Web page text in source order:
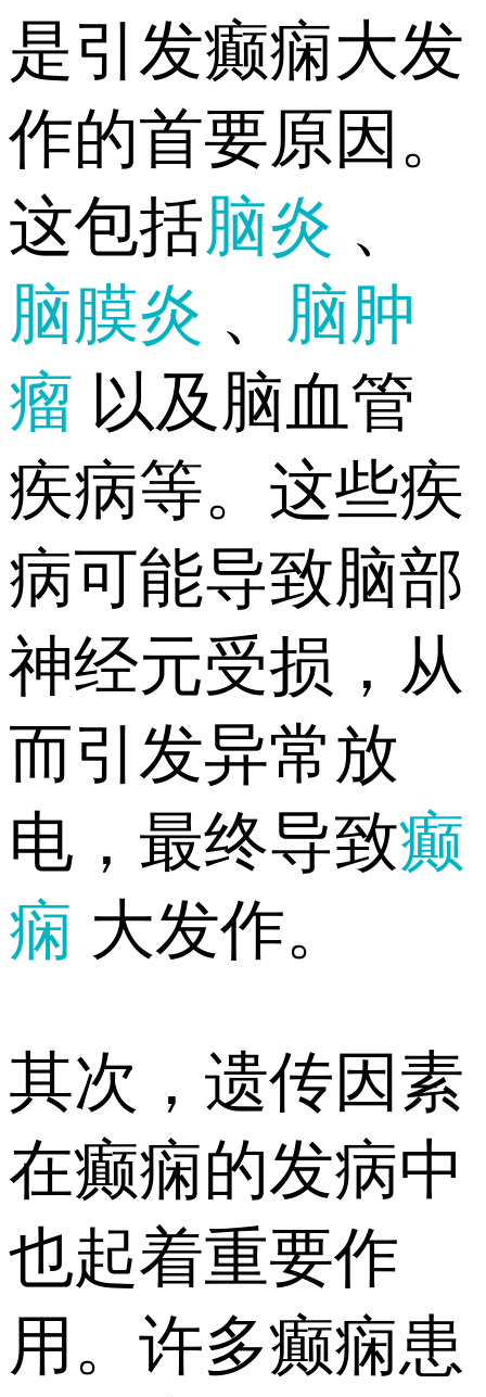
是引发癫痫大发
作的首要原因。
这包括脑炎 、
脑膜炎 、 脑肿
瘤 以及脑血管
疾病等。这些疾
病可能导致脑部
神经元受损，从
而引发异常放
电，最终导致癫
痫 大发作。
其次，遗传因素
在癫痫的发病中
也起着重要作
用。许多癫痫患